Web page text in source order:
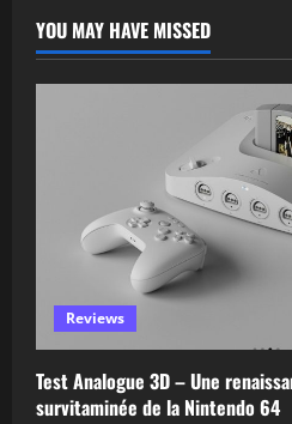
YOU MAY HAVE MISSED
Reviews
Test Analogue 3D – Une
survitaminée de la Nintendo 64